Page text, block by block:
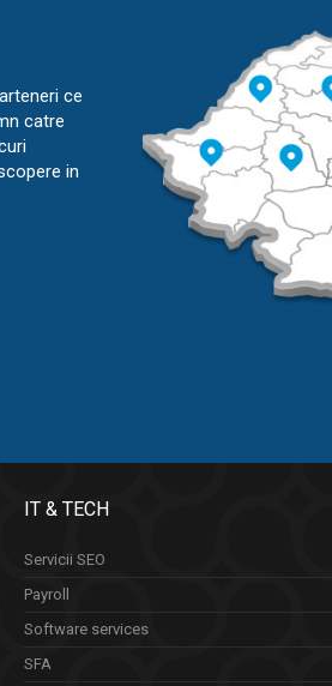
ce
catre
in
IT & TECH
Servicii SEO
Payroll
Software services
SFA